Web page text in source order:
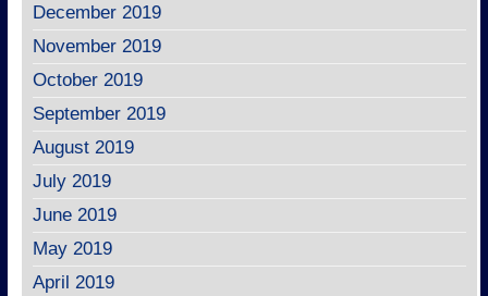
December 2019
November 2019
October 2019
September 2019
August 2019
July 2019
June 2019
May 2019
April 2019